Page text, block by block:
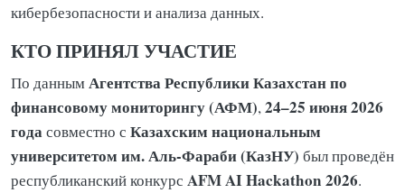
кибербезопасности и анализа данных.
КТО ПРИНЯЛ УЧАСТИЕ
По даннымАгентства Республики Казахстан по
финансовому мониторингу (АФМ),24–25 июня 2026
годасовместно с Казахским национальным
университетом им. Аль-Фараби (КазНУ) был проведён
республиканский конкурс AFM AI Hackathon 2026.